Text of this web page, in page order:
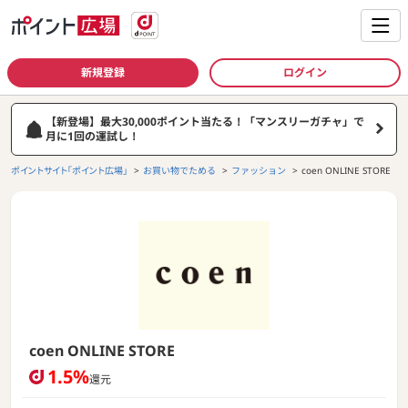
新規登録 ログイン
【新登場】最大30,000ポイント当たる！「マンスリーガチャ」で
月に1回の運試し！
ポイントサイト「ポイント広場」 お買い物でためる ファッション coen ONLINE STORE
coen ONLINE STORE
1.5%還元